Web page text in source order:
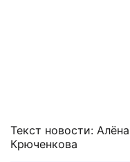
Текст новости: Алёна
Крюченкова